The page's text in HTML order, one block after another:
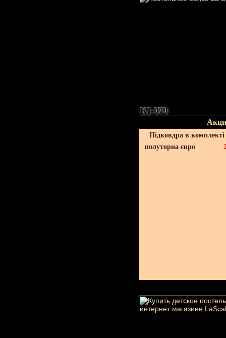
KI-079
Підковдра в
полуторна євро